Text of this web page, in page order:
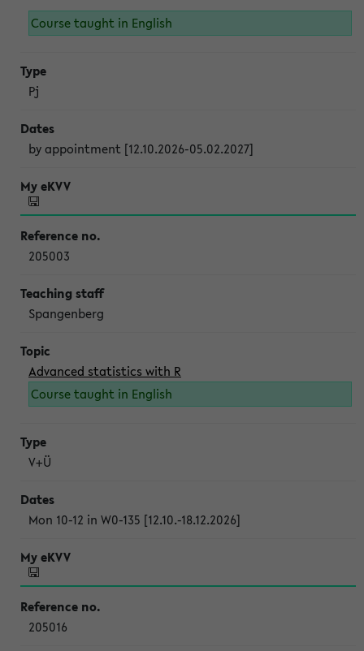
Course taught in English
Pj
by appointment [12.10.2026-05.02.2027]
205003
Spangenberg
Advanced statistics with R
Course taught in English
V+Ü
Mon 10-12 in W0-135 [12.10.-18.12.2026]
205016